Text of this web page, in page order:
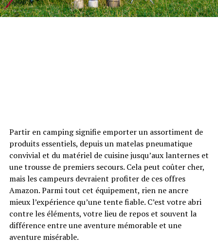
Partir en camping signifie emporter un assortiment de
produits essentiels, depuis un matelas pneumatique
convivial et du matériel de cuisine jusqu’aux lanternes et
une trousse de premiers secours. Cela peut coûter cher,
mais les campeurs devraient profiter de ces offres
Amazon. Parmi tout cet équipement, rien ne ancre
mieux l’expérience qu’une tente fiable. C’est votre abri
contre les éléments, votre lieu de repos et souvent la
différence entre une aventure mémorable et une
aventure misérable.